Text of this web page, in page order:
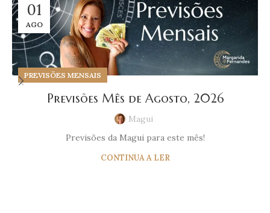
01
AGO
PREVISÕES MENSAIS
Previsões Mês de Agosto, 2026
Magui
Previsões da Magui para este mês!
CONTINUA A LER